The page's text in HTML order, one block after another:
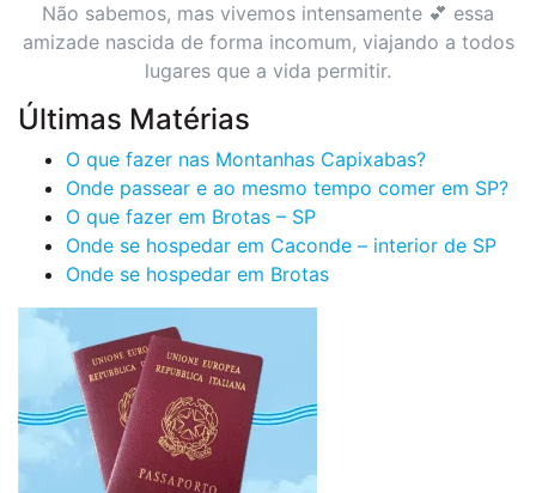
Não sabemos, mas vivemos intensamente 💕 essa
amizade nascida de forma incomum, viajando a todos
lugares que a vida permitir.
Últimas Matérias
O que fazer nas Montanhas Capixabas?
Onde passear e ao mesmo tempo comer em SP?
O que fazer em Brotas – SP
Onde se hospedar em Caconde – interior de SP
Onde se hospedar em Brotas